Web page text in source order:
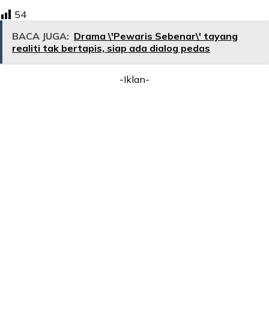
54
BACA JUGA: Drama \'Pewaris Sebenar\' tayang
realiti tak bertapis, siap ada dialog pedas
-Iklan-